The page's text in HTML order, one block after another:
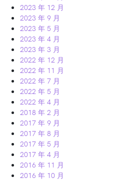
2023 年 12 月
2023 年 9 月
2023 年 5 月
2023 年 4 月
2023 年 3 月
2022 年 12 月
2022 年 11 月
2022 年 7 月
2022 年 5 月
2022 年 4 月
2018 年 2 月
2017 年 9 月
2017 年 8 月
2017 年 5 月
2017 年 4 月
2016 年 11 月
2016 年 10 月